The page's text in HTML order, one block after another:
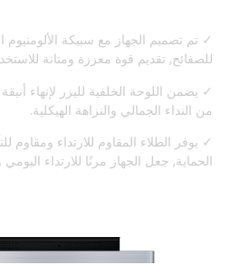
✓ تم تصميم الجهاز مع سبيكة الألومنيوم
للصفائح, تقديم قوة معززة ومتانة
✓ يضمن اللوحة الخلفية لليزر لإنهاء
من النداء الجمالي والنزاهة الهيكلية.
✓ يوفر الطلاء المقاوم للارتداء ومقاوم
الحماية, جعل الجهاز مرنًا للارتداء اليومي